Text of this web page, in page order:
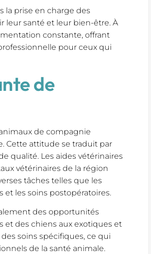
la prise en charge des
leur santé et leur bien-être. À
constante, offrant
pour ceux qui
de
de compagnie
Cette attitude se traduit par
qualité. Les aides vétérinaires
vétérinaires de la région
tâches telles que les
les soins postopératoires.
des opportunités
et des chiens aux exotiques et
soins spécifiques, ce qui
de la santé animale.